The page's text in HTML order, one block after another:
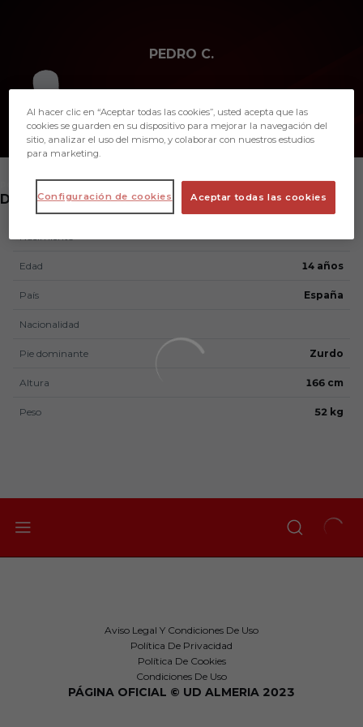
PEDRO C.
11
DELANTERO
Nacimiento
Edad 14 años
País España
Nacionalidad
Pie dominante Zurdo
Altura 166 cm
Peso 52 kg
Aviso Legal Y Condiciones De Uso
Política De Privacidad
Política De Cookies
Condiciones De Uso
PÁGINA OFICIAL © UD ALMERIA 2023
Al hacer clic en “Aceptar todas las cookies”, usted acepta que las
cookies se guarden en su dispositivo para mejorar la navegación del
sitio, analizar el uso del mismo, y colaborar con nuestros estudios
para marketing.
Aceptar todas las cookies
Configuración de cookies